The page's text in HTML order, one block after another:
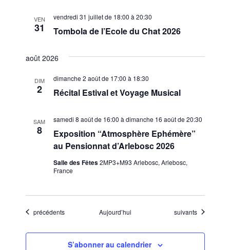
VEN
31 Tombola de l’Ecole du Chat 2026
vendredi 31 juillet de 18:00 à 20:30
août 2026
DIM
2 Récital Estival et Voyage Musical
dimanche 2 août de 17:00 à 18:30
SAM
8
Exposition “Atmosphère Ephémère”
au Pensionnat d’Arlebosc 2026
samedi 8 août de 16:00 à dimanche 16 août de 20:30
Salle des Fêtes2MP3+M93 Arlebosc, Arlebosc,
France
Évènements
précédents Aujourd’hui Évènements
suivants
S’abonner au calendrier